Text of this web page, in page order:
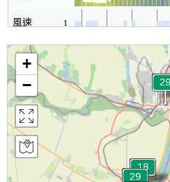
風速 1
+
−